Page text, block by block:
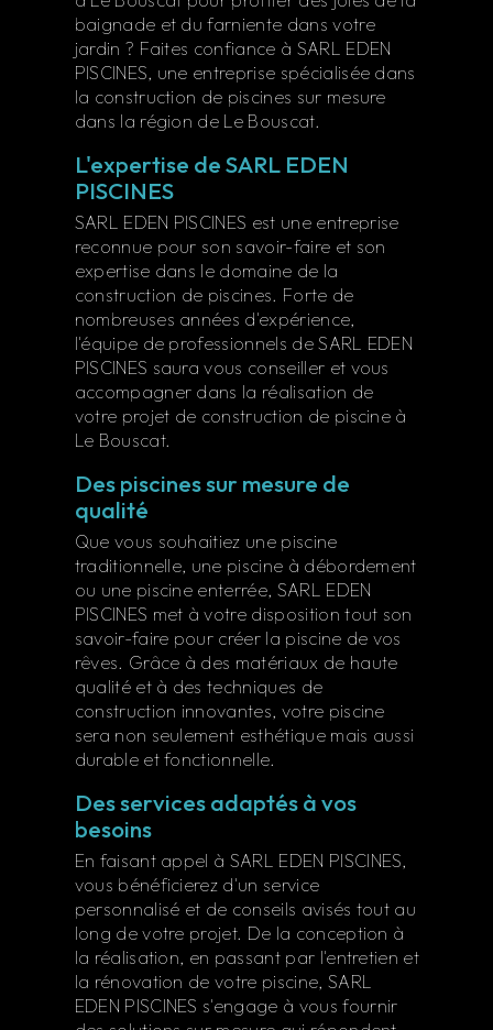
baignade et du farniente dans votre
jardin ? Faites confiance à SARL EDEN
PISCINES, une entreprise spécialisée dans
la construction de piscines sur mesure
dans la région de Le Bouscat.
L'expertise de SARL EDEN
PISCINES
SARL EDEN PISCINES est une entreprise
reconnue pour son savoir-faire et son
expertise dans le domaine de la
construction de piscines. Forte de
nombreuses années d'expérience,
l'équipe de professionnels de SARL EDEN
PISCINES saura vous conseiller et vous
accompagner dans la réalisation de
votre projet de construction de piscine à
Le Bouscat.
Des piscines sur mesure de
qualité
Que vous souhaitiez une piscine
traditionnelle, une piscine à débordement
ou une piscine enterrée, SARL EDEN
PISCINES met à votre disposition tout son
savoir-faire pour créer la piscine de vos
rêves. Grâce à des matériaux de haute
qualité et à des techniques de
construction innovantes, votre piscine
sera non seulement esthétique mais aussi
durable et fonctionnelle.
Des services adaptés à vos
besoins
En faisant appel à SARL EDEN PISCINES,
vous bénéficierez d'un service
personnalisé et de conseils avisés tout au
long de votre projet. De la conception à
la réalisation, en passant par l'entretien et
la rénovation de votre piscine, SARL
EDEN PISCINES s'engage à vous fournir